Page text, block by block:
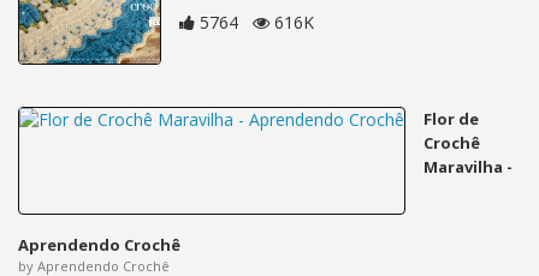
5764 616K
Flor de
Crochê
Maravilha -
Aprendendo Crochê
by Aprendendo Crochê